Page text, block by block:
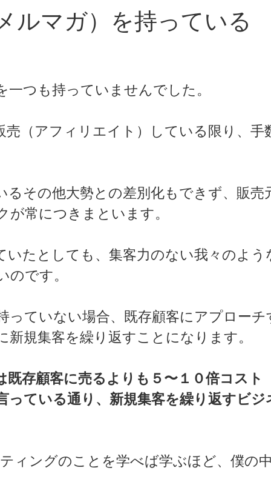
ルマガ）を持っている
一つも持っていませんでした。
売（アフィリエイト）している限り、
るその他大勢との差別化もできず、販
が常につきまといます。
いたとしても、集客力のない我々のよ
のです。
っていない場合、既存顧客にアプロー
新規集客を繰り返すことになります。
既存顧客に売るよりも５〜１０倍コスト
っている通り、新規集客を繰り返すビ
ィングのことを学べば学ぶほど、僕の